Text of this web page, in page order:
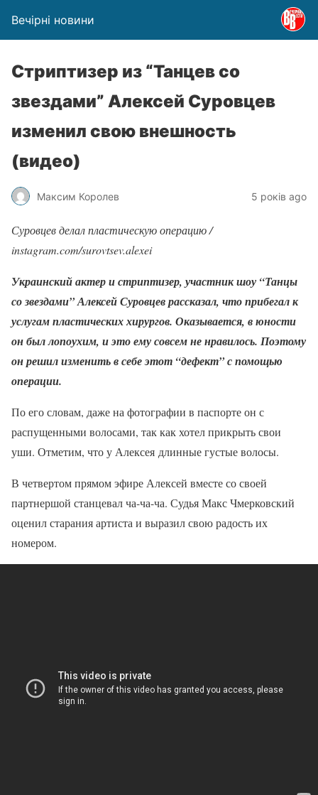
Вечірні новини
Стриптизер из “Танцев со
звездами” Алексей Суровцев
изменил свою внешность
(видео)
Максим Королев 5 років ago
Суровцев делал пластическую операцию /
instagram.com/surovtsev.alexei
Украинский актер и стриптизер, участник шоу “Танцы
со звездами” Алексей Суровцев рассказал, что прибегал к
услугам пластических хирургов. Оказывается, в юности
он был лопоухим, и это ему совсем не нравилось. Поэтому
он решил изменить в себе этот “дефект” с помощью
операции.
По его словам, даже на фотографии в паспорте он с
распущенными волосами, так как хотел прикрыть свои
уши. Отметим, что у Алексея длинные густые волосы.
В четвертом прямом эфире Алексей вместе со своей
партнершой станцевал ча-ча-ча. Судья Макс Чмерковский
оценил старания артиста и выразил свою радость их
номером.